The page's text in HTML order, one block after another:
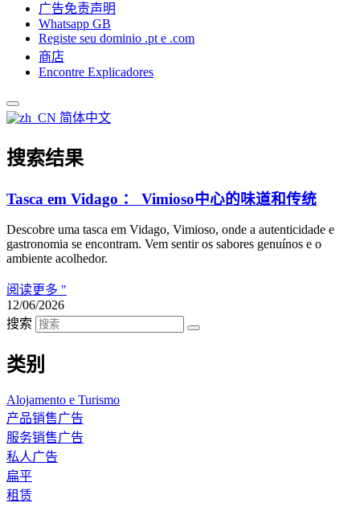
广告免责声明
Whatsapp GB
Registe seu dominio .pt e .com
商店
Encontre Explicadores
简体中文
搜索结果
Tasca em Vidago ： Vimioso中心的味道和传统
Descobre uma tasca em Vidago, Vimioso, onde a autenticidade e
gastronomia se encontram. Vem sentir os sabores genuínos e o
ambiente acolhedor.
阅读更多 "
12/06/2026
搜索
类别
Alojamento e Turismo
产品销售广告
服务销售广告
私人广告
扁平
租赁